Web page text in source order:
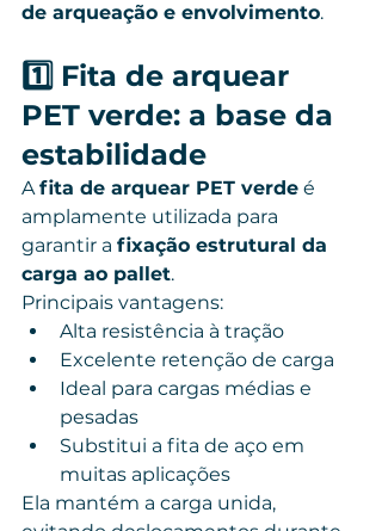
de arqueação e envolvimento.
1️⃣ Fita de arquear
PET verde: a base da
estabilidade
A fita de arquear PET verde é
amplamente utilizada para
garantir a fixação estrutural da
carga ao pallet.
Principais vantagens:
Alta resistência à tração
Excelente retenção de carga
Ideal para cargas médias e
pesadas
Substitui a fita de aço em
muitas aplicações
Ela mantém a carga unida,